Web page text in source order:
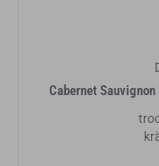
Cabernet Sauvignon